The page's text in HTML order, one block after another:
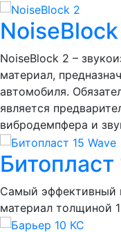
NoiseBlock 2 –
материал,
автомобиля.
является
вибродемпфера и
Битопласт
Самый эффективный
материал толщиной